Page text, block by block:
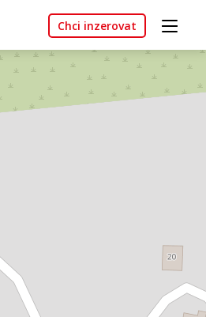
Chci inzerovat